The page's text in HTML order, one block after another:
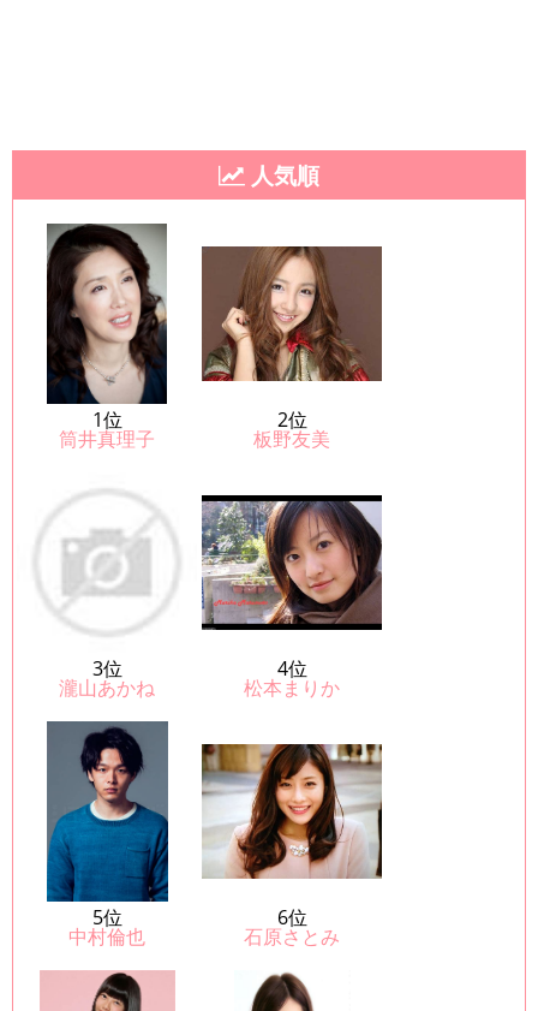
人気順
1位
筒井真理子
2位
板野友美
3位
瀧山あかね
4位
松本まりか
5位
中村倫也
6位
石原さとみ